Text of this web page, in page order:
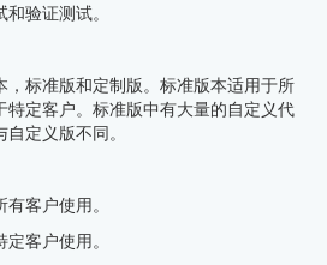
验证测试。
标准版和定制版。标准版本适用于所
定客户。标准版中有大量的自定义代
定义版不同。
客户使用。
客户使用。